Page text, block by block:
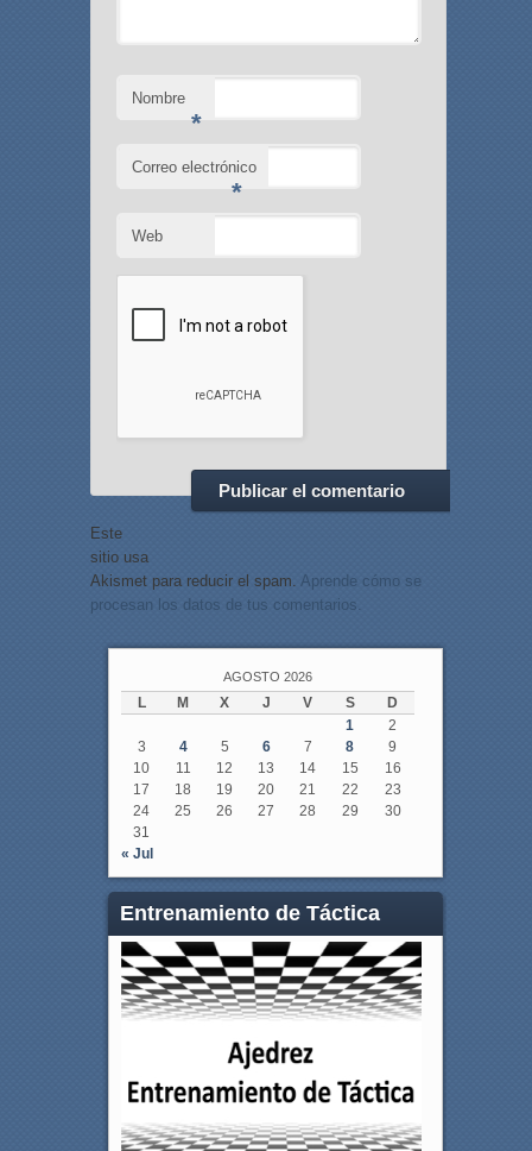
Nombre
*
Correo electrónico
*
Web
Este
sitio usa
Akismet para reducir el spam. Aprende cómo se
procesan los datos de tus comentarios.
AGOSTO 2026
L M X J V S
D
1
2
3
4 5 6 7 8
9
10
11 12 13 14 15
16
17
18 19 20 21 22
23
24
25 26 27 28 29
30
31
« Jul
Entrenamiento de Táctica